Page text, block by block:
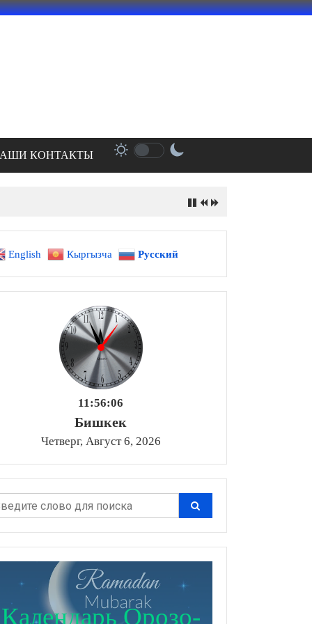
КОНТАКТЫ
English Кыргызча Русский
11:56:07
Бишкек
Четверг, Август 6, 2026
Календарь Орозо-